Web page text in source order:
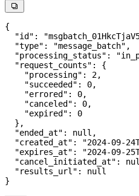

{
  "id"
:
  "type"
: "message_batch" ,
  "processing_status"
:
  "request_counts"
: {
    "processing"
: 2,
    "succeeded"
: 0,
    "errored"
: 0,
    "canceled"
: 0,
    "expired"
: 0
  },
  "ended_at"
: null ,
  "created_at"
: "2024-09-
  "expires_at"
: "2024-09-
  "cancel_initiated_at"
:
  "results_url"
: null
}